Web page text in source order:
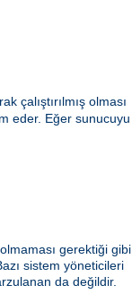
çalıştırılmış olması
eder. Eğer sunucuyu
gerektiği gibi,
sistem yöneticileri
da değildir.